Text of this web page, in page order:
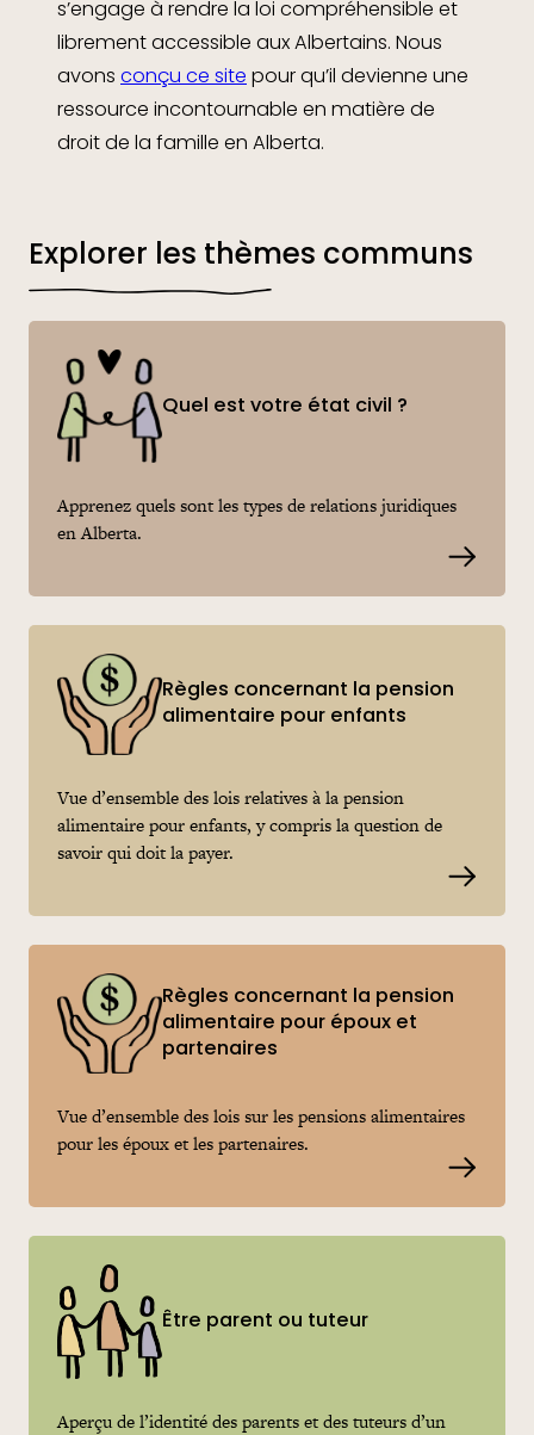
s’engage à rendre la loi compréhensible et
librement accessible aux Albertains. Nous
avons conçu ce site pour qu’il devienne une
ressource incontournable en matière de
droit de la famille en Alberta.
Explorer les thèmes communs
Quel est votre état civil ?
Apprenez quels sont les types de relations juridiques
en Alberta.
Règles concernant la pension
alimentaire pour enfants
Vue d’ensemble des lois relatives à la pension
alimentaire pour enfants, y compris la question de
savoir qui doit la payer.
Règles concernant la pension
alimentaire pour époux et
partenaires
Vue d’ensemble des lois sur les pensions alimentaires
pour les époux et les partenaires.
Être parent ou tuteur
Aperçu de l’identité des parents et des tuteurs d’un